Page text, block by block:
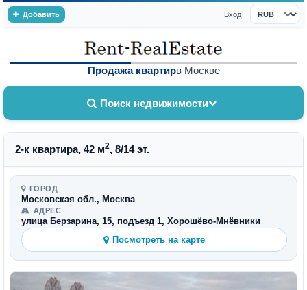
Добавить Вход
Валюта
Продажа квартирв Москве
Поиск недвижимости
2-к квартира, 42 м2, 8/14 эт.
ГОРОД
Московская обл., Москва
АДРЕС
улица Берзарина, 15, подъезд 1, Хорошёво-Мнёвники
Посмотреть на карте